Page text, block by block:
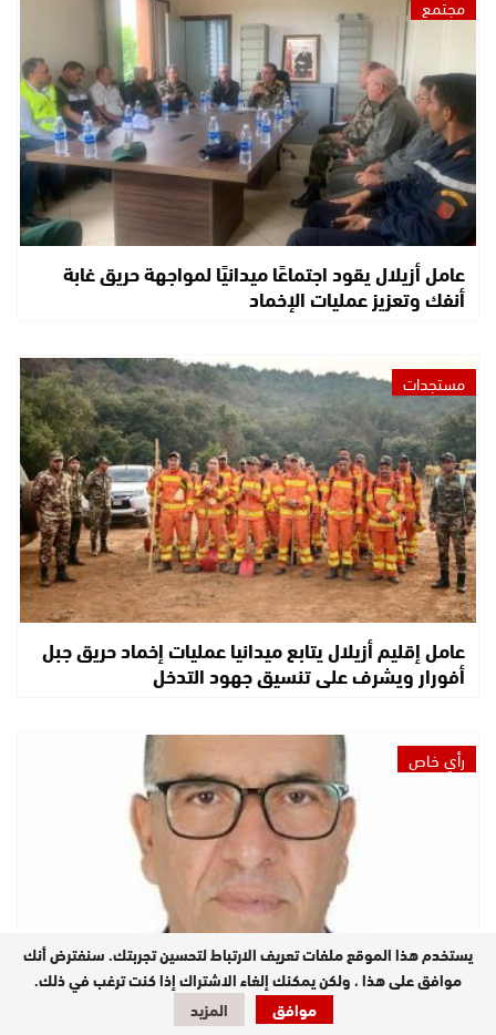
مجتمع
عامل أزيلال يقود اجتماعًا ميدانيًا لمواجهة حريق غابة
أنفك وتعزيز عمليات الإخماد
مستجدات
عامل إقليم أزيلال يتابع ميدانيا عمليات إخماد حريق جبل
أفورار ويشرف على تنسيق جهود التدخل
رأي خاص
لماذا لم تستهدف إيران، حتى هذه الساعة، البنية التحتية
يستخدم هذا الموقع ملفات تعريف الارتباط لتحسين تجربتك. سنفترض أنك
موافق على هذا ، ولكن يمكنك إلغاء الاشتراك إذا كنت ترغب في ذلك.
موافق
المزيد